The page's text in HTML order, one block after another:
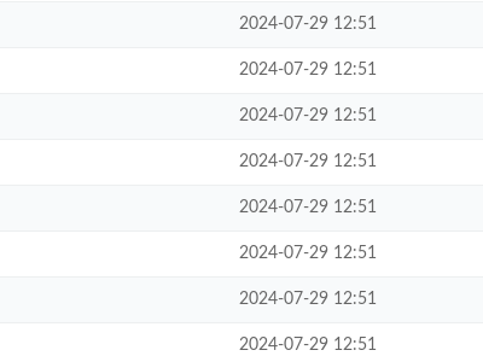
2024-07-29 12:51
2024-07-29 12:51
2024-07-29 12:51
2024-07-29 12:51
2024-07-29 12:51
2024-07-29 12:51
2024-07-29 12:51
2024-07-29 12:51